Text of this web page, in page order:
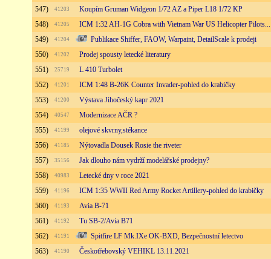
547)
41203
Koupím Gruman Widgeon 1/72 AZ a Piper L18 1/72 KP
548)
41205
ICM 1:32 AH-1G Cobra with Vietnam War US Helicopter Pilots...
549)
41204
Publikace Shiffer, FAOW, Warpaint, DetailScale k prodeji
550)
41202
Prodej spousty letecké literatury
551)
25719
L 410 Turbolet
552)
41201
ICM 1:48 B-26K Counter Invader-pohled do krabičky
553)
41200
Výstava Jihočeský kapr 2021
554)
40547
Modernizace AČR ?
555)
41199
olejové skvrny,stékance
556)
41185
Nýtovadla Dousek Rosie the riveter
557)
35156
Jak dlouho nám vydrží modelářské prodejny?
558)
40983
Letecké dny v roce 2021
559)
41196
ICM 1:35 WWII Red Army Rocket Artillery-pohled do krabičky
560)
41193
Avia B-71
561)
41192
Tu SB-2/Avia B71
562)
41191
Spitfire LF Mk.IXe OK-BXD, Bezpečnostní letectvo
563)
41190
Českotřebovský VEHIKL 13.11.2021